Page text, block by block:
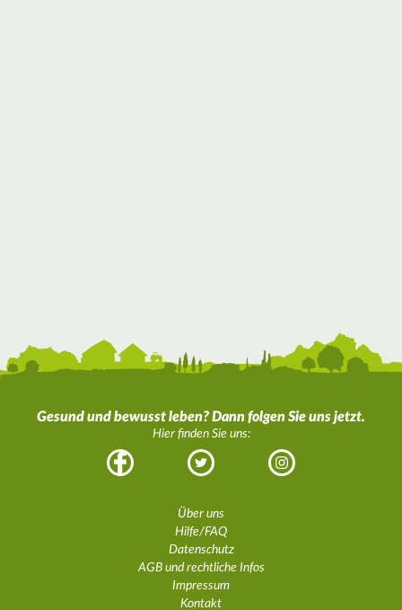
Gesund und bewusst leben? Dann folgen Sie uns jetzt.
Hier finden Sie uns:
Facebook Twitter Instagram
Über uns
Hilfe/FAQ
Datenschutz
AGB und rechtliche Infos
Impressum
Kontakt